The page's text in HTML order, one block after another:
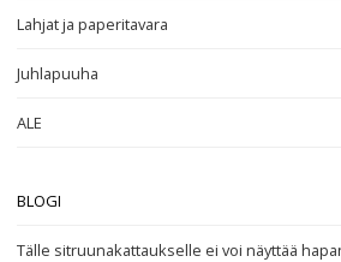
Lahjat ja paperitavara
Juhlapuuha
ALE
BLOGI
Tälle sitruunakattaukselle ei voi näyttää